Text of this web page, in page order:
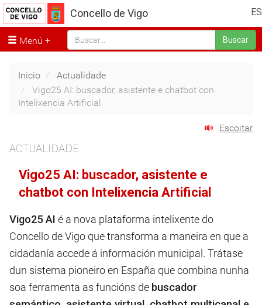
ES
Concello de Vigo
Menú Buscar
Inicio
Actualidade
Vigo25 AI: buscador, asistente e chatbot con
Intelixencia Artificial
Escoitar
ACTUALIDADE
Vigo25 AI: buscador, asistente e
chatbot con Intelixencia Artificial
Vigo25 AI é a nova plataforma intelixente do
Concello de Vigo que transforma a maneira en que a
cidadanía accede á información municipal. Trátase
dun sistema pioneiro en España que combina nunha
soa ferramenta as funcións de buscador